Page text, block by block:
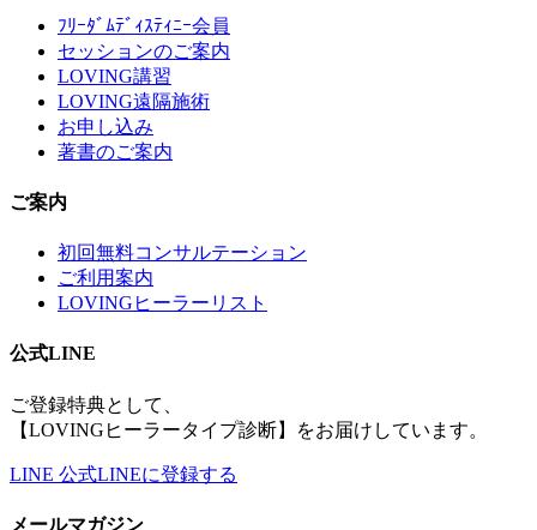
ﾌﾘｰﾀﾞﾑﾃﾞｨｽﾃｨﾆｰ会員
セッションのご案内
LOVING講習
LOVING遠隔施術
お申し込み
著書のご案内
ご案内
初回無料コンサルテーション
ご利用案内
LOVINGヒーラーリスト
公式LINE
ご登録特典として、
【LOVINGヒーラータイプ診断】をお届けしています。
LINE 公式LINEに登録する
メールマガジン